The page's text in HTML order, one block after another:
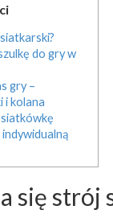
do gry w
gry –
i kolana
się strój